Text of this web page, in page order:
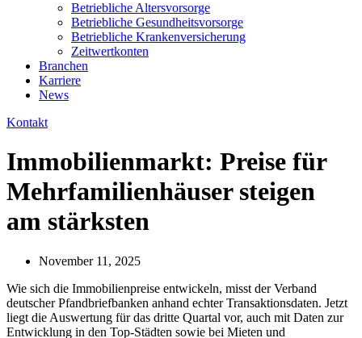
Betriebliche Altersvorsorge
Betriebliche Gesundheitsvorsorge
Betriebliche Krankenversicherung
Zeitwertkonten
Branchen
Karriere
News
Kontakt
Immobilienmarkt: Preise für
Mehrfamilienhäuser steigen
am stärksten
November 11, 2025
Wie sich die Immobilienpreise entwickeln, misst der Verband
deutscher Pfandbriefbanken anhand echter Transaktionsdaten. Jetzt
liegt die Auswertung für das dritte Quartal vor, auch mit Daten zur
Entwicklung in den Top-Städten sowie bei Mieten und